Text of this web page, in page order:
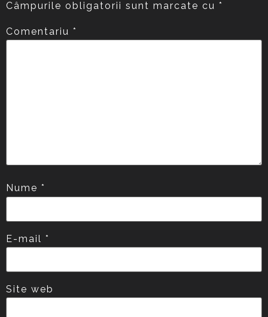
Câmpurile obligatorii sunt marcate cu *
Comentariu *
Nume *
E-mail *
Site web